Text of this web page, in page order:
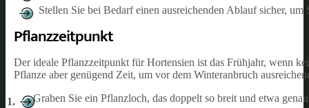
Stellen Sie bei Bedarf einen ausreichenden Ablauf sicher, um
Pflanzzeitpunkt
Der ideale Pflanzzeitpunkt für Hortensien ist das Frühjahr, wenn
Pflanze aber genügend Zeit, um vor dem Winteranbruch
Graben Sie ein Pflanzloch, das doppelt so breit und etwa